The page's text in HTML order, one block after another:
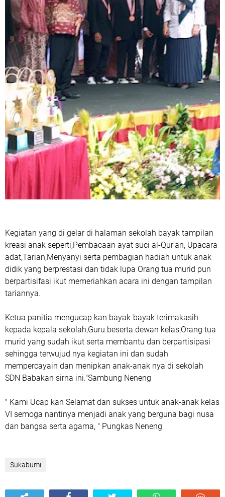
Kegiatan yang di gelar di halaman sekolah bayak tampilan
kreasi anak seperti,Pembacaan ayat suci al-Qur'an, Upacara
adat,Tarian,Menyanyi serta pembagian hadiah untuk anak
didik yang berprestasi dan tidak lupa Orang tua murid pun
berpartisifasi ikut memeriahkan acara ini dengan tampilan
tariannya.
Ketua panitia mengucap kan bayak-bayak terimakasih
kepada kepala sekolah,Guru beserta dewan kelas,Orang tua
murid yang sudah ikut serta membantu dan berpartisipasi
sehingga terwujud nya kegiatan ini dan sudah
mempercayain dan menipkan anak-anak nya di sekolah
SDN Babakan sirna ini."Sambung Neneng
" Kami Ucap kan Selamat dan sukses untuk anak-anak kelas
VI semoga nantinya menjadi anak yang berguna bagi nusa
dan bangsa serta agama, " Pungkas Neneng
Sukabumi